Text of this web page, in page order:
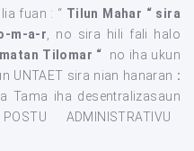
fuan : “ Tilun Mahar “ sira
m-a-r , no sira hili fali
halo
Tilomar “ no iha ukun
UNTAET sira nian hanaran :
Tama iha desentralizasaun
ADMINISTRATIVU